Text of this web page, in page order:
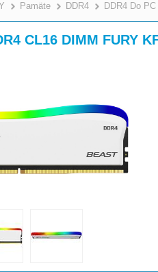
>
Pamäte >
DDR4 DDR4 Do PC
CL16 DIMM FURY